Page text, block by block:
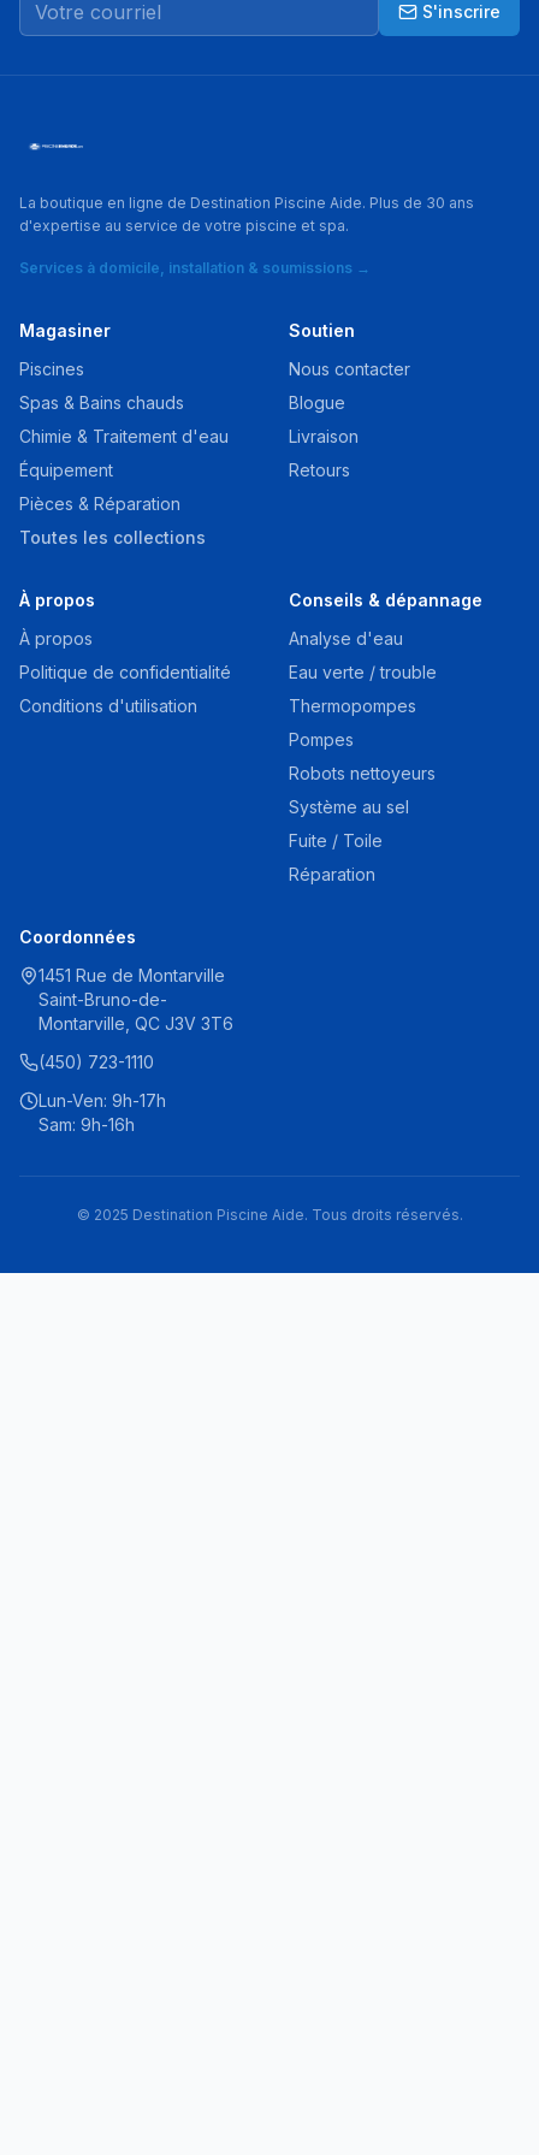
S'inscrire
La boutique en ligne de Destination Piscine Aide. Plus de 30 ans
d'expertise au service de votre piscine et spa.
Services à domicile, installation & soumissions →
Magasiner
Piscines
Spas & Bains chauds
Chimie & Traitement d'eau
Équipement
Pièces & Réparation
Toutes les collections
Soutien
Nous contacter
Blogue
Livraison
Retours
À propos
À propos
Politique de confidentialité
Conditions d'utilisation
Conseils & dépannage
Analyse d'eau
Eau verte / trouble
Thermopompes
Pompes
Robots nettoyeurs
Système au sel
Fuite / Toile
Réparation
Coordonnées
1451 Rue de Montarville
Saint-Bruno-de-
Montarville, QC J3V 3T6
(450) 723-1110
Lun-Ven: 9h-17h
Sam: 9h-16h
© 2025 Destination Piscine Aide. Tous droits réservés.